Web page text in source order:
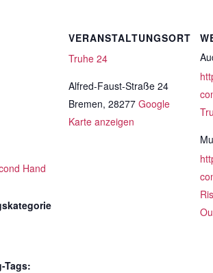
Hand
Tags:
VERANSTALTUNGSORT
Truhe 24
Alfred-Faust-Straße 24
Bremen, 28277 Google
Karte anzeigen